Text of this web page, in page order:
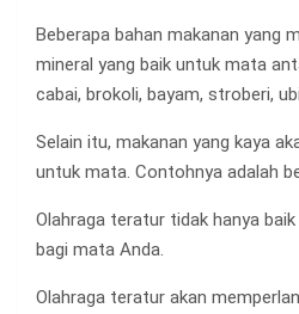
Beberapa bahan makanan yang
mineral yang baik untuk mata
cabai, brokoli, bayam, stroberi,
Selain itu, makanan yang kaya
untuk mata. Contohnya adalah
Olahraga teratur tidak hanya
bagi mata Anda.
Olahraga teratur akan